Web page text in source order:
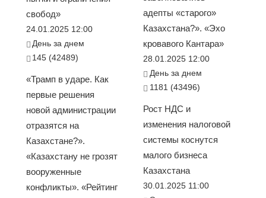
свобод»
24.01.2025 12:00
День за днем
145 (42489)
«Трамп в ударе. Как
первые решения
новой администрации
отразятся на
Казахстане?».
«Казахстану не грозят
вооруженные
конфликты». «Рейтинг
адепты «старого»
Казахстана?». «Эхо
кровавого Кантара»
28.01.2025 12:00
День за днем
1181 (43496)
Рост НДС и
изменения налоговой
системы коснутся
малого бизнеса
Казахстана
30.01.2025 11:00